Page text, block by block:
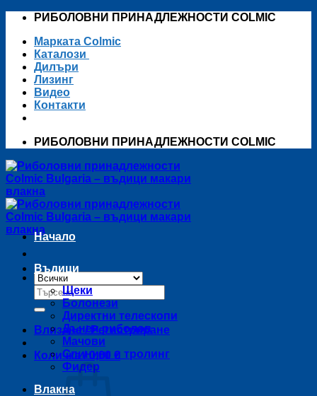
Skip
content
РИБОЛОВНИ ПРИНАДЛЕЖНОСТИ COLMIC
Марката Colmic
Каталози
Дилъри
Лизинг
Видео
Контакти
РИБОЛОВНИ ПРИНАДЛЕЖНОСТИ COLMIC
Търсене
за:
Влизане / Регистриране
Количка /0,00 €
Начало
Въдици
Щеки
Болонези
Директни телескопи
Дънен риболов
Мачови
Спининг и тролинг
Фидер
Влакна